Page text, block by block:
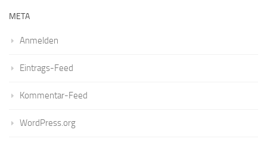
META
Anmelden
Eintrags-Feed
Kommentar-Feed
WordPress.org